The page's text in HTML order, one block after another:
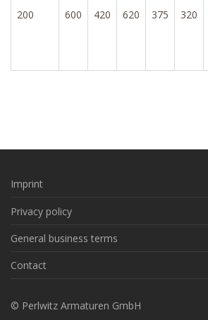
200 600 420 620 375 320
Imprint
Privacy policy
General business terms
Contact
© Perlwitz Armaturen GmbH